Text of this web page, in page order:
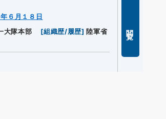
６月１８日
大隊本部 [組織歴/履歴] 陸軍省